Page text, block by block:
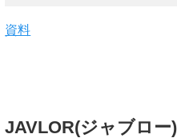
資料
JAVLOR(ジャブロ